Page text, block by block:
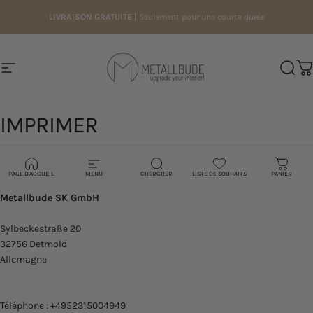
LIVRAISON GRATUITE | Seulement pour une courte durée
Navigation Metallbude
PAGE D'ACCUEIL MENU CHERCHER LISTE DE SOUHAITS PANIER
IMPRIMER
imprimer
Metallbude SK GmbH
Sylbeckestraße 20
32756 Detmold
Allemagne
Téléphone : +4952315004949